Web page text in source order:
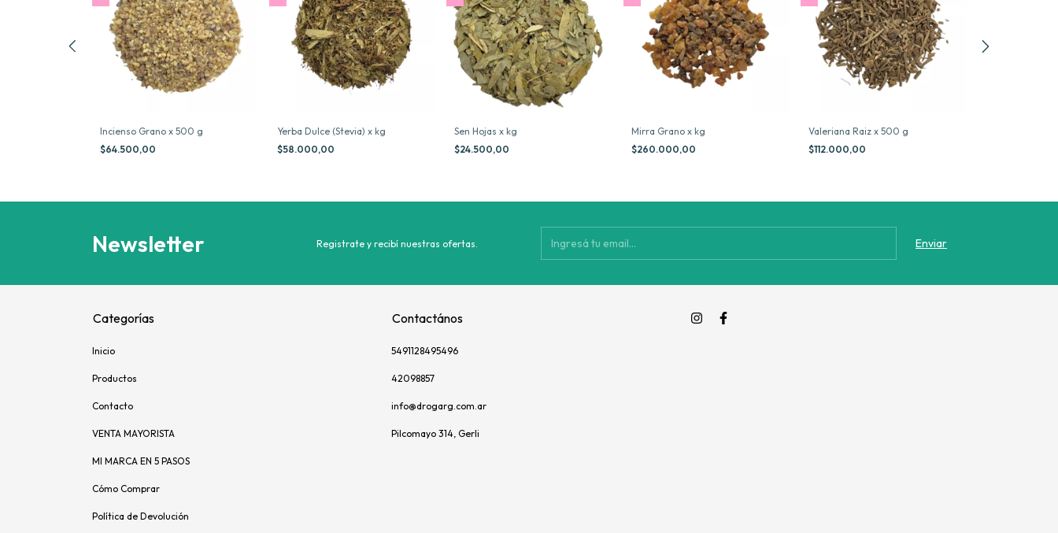
Incienso Grano x 500 g
$64.500,00
Yerba Dulce (Stevia) x kg
$58.000,00
Sen Hojas x kg
$24.500,00
Mirra Grano x kg
$260.000,00
Valeriana Raiz x 500 g
$112.000,00
Newsletter Registrate y recibí nuestras ofertas.
Categorías
Inicio
Productos
Contacto
VENTA MAYORISTA
MI MARCA EN 5 PASOS
Cómo Comprar
Política de Devolución
Contactános
5491128495496
42098857
info@drogarg.com.ar
Pilcomayo 314, Gerli